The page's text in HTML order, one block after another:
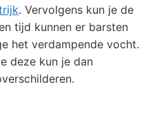
. Vervolgens kun je de
tijd kunnen er barsten
het verdampende vocht.
deze kun je dan